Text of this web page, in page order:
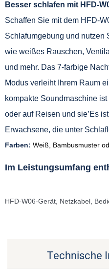
Besser schlafen mit HFD-
Schaffen Sie mit dem HFD-
Schlafumgebung und nutzen
wie weißes Rauschen,
und mehr. Das 7-farbige
Modus verleiht Ihrem Raum
kompakte Soundmaschine
oder auf Reisen und sie’Es
Erwachsene, die unter
Farben: Weiß, Bambusmuster
Im Leistungsumfang
HFD-W06-Gerät, Netzkabel,
Technische